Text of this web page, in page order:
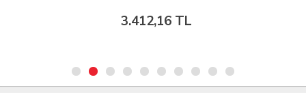
3.412,16 TL